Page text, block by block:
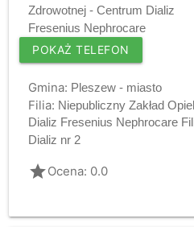
Zdrowotnej - Centrum Dializ
Fresenius Nephrocare
POKAŻ TELEFON
Gmina: Pleszew - miasto
Filia: Niepubliczny Zakład
Dializ Fresenius Nephrocare
Dializ nr 2
gradeOcena: 0.0